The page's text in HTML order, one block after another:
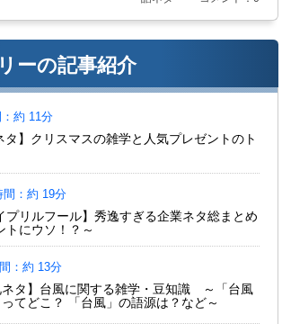
ーの記事紹介
約 11分
タ】クリスマスの雑学と人気プレゼントのト
間：約 19分
プリルフール】秀逸すぎる企業ネタ総まとめ
トにウソ！？～
：約 13分
ネタ】台風に関する雑学・豆知識 ～「台風
てどこ？ 「台風」の語源は？など～